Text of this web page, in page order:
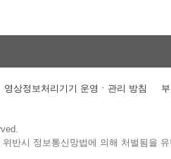
영상정보처리기기 운영ㆍ관리 방침
반시 정보통신망법에 의해 처벌됨을